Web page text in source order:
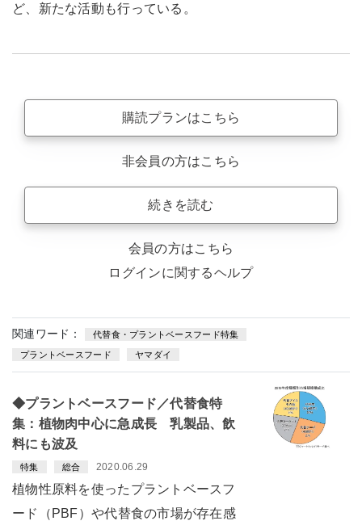
ど、新たな活動も行っている。
購読プランはこちら
非会員の方はこちら
続きを読む
会員の方はこちら
ログインに関するヘルプ
関連ワード： 代替食・プラントベースフード特集
プラントベースフード ヤマダイ
◆プラントベースフード／代替食特
集：植物肉中心に急成長 乳製品、飲
料にも波及
特集 総合 2020.06.29
植物性原料を使ったプラントベースフ
ード（PBF）や代替食の市場が存在感